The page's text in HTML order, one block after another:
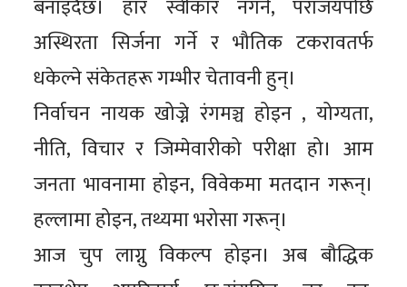
बनाइँदैछ। हार स्वीकार नगर्ने, पराजयपछि
अस्थिरता सिर्जना गर्ने र भौतिक टकरावतर्फ
धकेल्ने संकेतहरू गम्भीर चेतावनी हुन्।
निर्वाचन नायक खोज्ने रंगमञ्च होइन , योग्यता,
नीति, विचार र जिम्मेवारीको परीक्षा हो। आम
जनता भावनामा होइन, विवेकमा मतदान गरून्।
हल्लामा होइन, तथ्यमा भरोसा गरून्।
आज चुप लाग्नु विकल्प होइन। अब बौद्धिक